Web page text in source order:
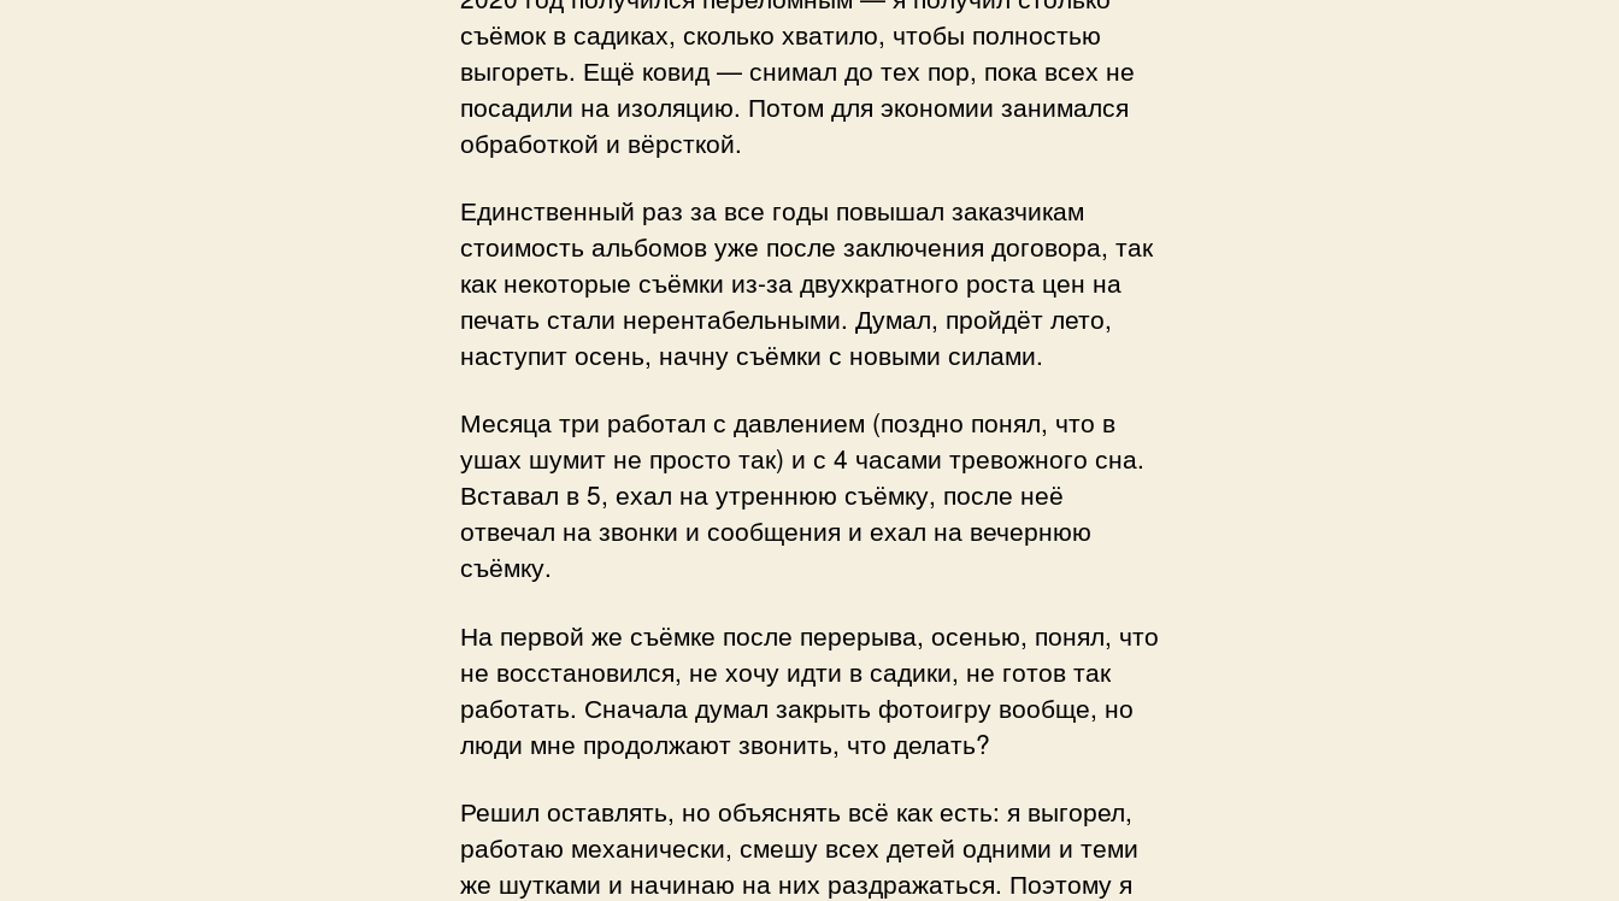
съёмок в садиках, сколько хватило, чтобы полностью
выгореть. Ещё ковид — снимал до тех пор, пока всех не
посадили на изоляцию. Потом для экономии занимался
обработкой и вёрсткой.
Единственный раз за все годы повышал заказчикам
стоимость альбомов уже после заключения договора, так
как некоторые съёмки из-за двухкратного роста цен на
печать стали нерентабельными. Думал, пройдёт лето,
наступит осень, начну съёмки с новыми силами.
Месяца три работал с давлением (поздно понял, что в
ушах шумит не просто так) и с 4 часами тревожного сна.
Вставал в 5, ехал на утреннюю съёмку, после неё
отвечал на звонки и сообщения и ехал на вечернюю
съёмку.
На первой же съёмке после перерыва, осенью, понял, что
не восстановился, не хочу идти в садики, не готов так
работать. Сначала думал закрыть фотоигру вообще, но
люди мне продолжают звонить, что делать?
Решил оставлять, но объяснять всё как есть: я выгорел,
работаю механически, смешу всех детей одними и теми
же шутками и начинаю на них раздражаться. Поэтому я